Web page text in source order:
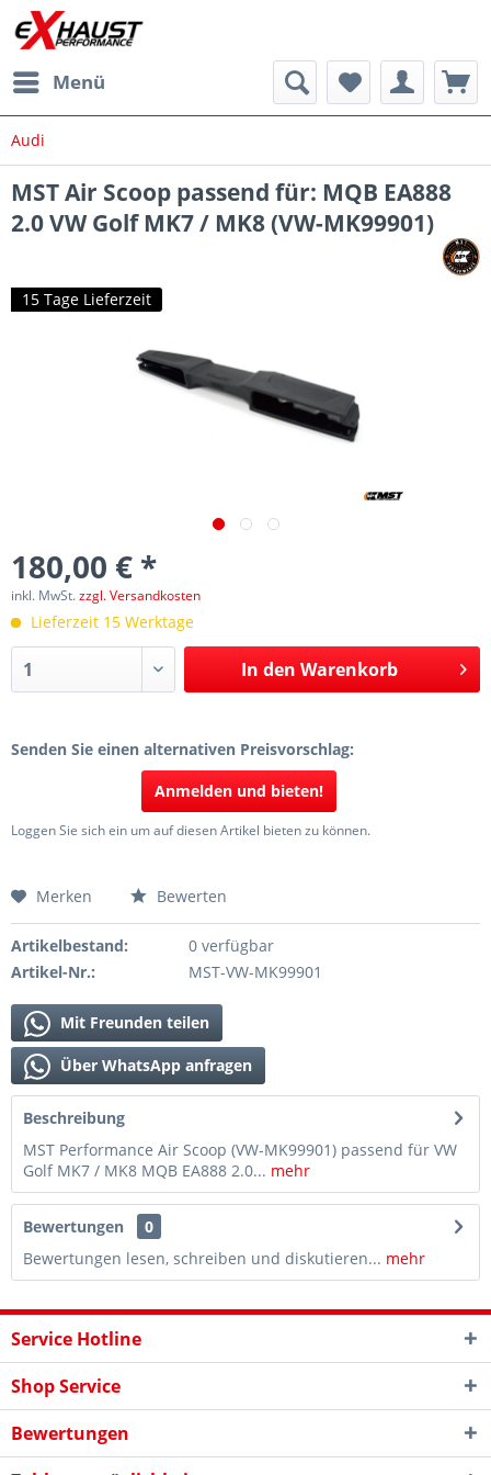
Menü
Audi
MST Air Scoop passend für: MQB EA888
2.0 VW Golf MK7 / MK8 (VW-MK99901)
15 Tage Lieferzeit
180,00 € *
inkl. MwSt.zzgl. Versandkosten
Lieferzeit 15 Werktage
In den Warenkorb
Senden Sie einen alternativen Preisvorschlag:
Anmelden und bieten!
Loggen Sie sich ein um auf diesen Artikel bieten zu können.
Merken Bewerten
Artikelbestand:
0 verfügbar
Artikel-Nr.:
MST-VW-MK99901
Mit Freunden teilen
Über WhatsApp anfragen
Beschreibung
MST Performance Air Scoop (VW-MK99901) passend für VW
Golf MK7 / MK8 MQB EA888 2.0... mehr
Bewertungen
0
Bewertungen lesen, schreiben und diskutieren... mehr
Service Hotline
Shop Service
Bewertungen